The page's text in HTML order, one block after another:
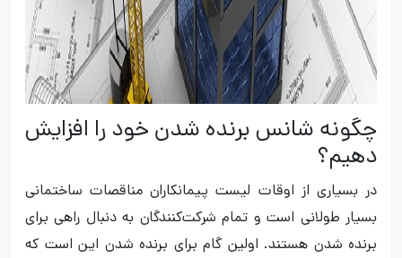
چگونه شانس برنده شدن خود را افزایش
دهیم؟
در بسیاری از اوقات لیست پیمانکاران مناقصات ساختمانی
بسیار طولانی است و تمام شرکت‌کنندگان به دنبال راهی برای
برنده شدن هستند. اولین گام برای برنده شدن این است که